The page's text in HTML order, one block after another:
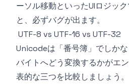
ーソル移動といったUIロジッ
と、必ずバグが出ます。
UTF-8 vs UTF-16 vs UTF-32
Unicodeは「番号簿」でしか
バイトへどう変換するかがエ
表的な三つを比較しましょう。